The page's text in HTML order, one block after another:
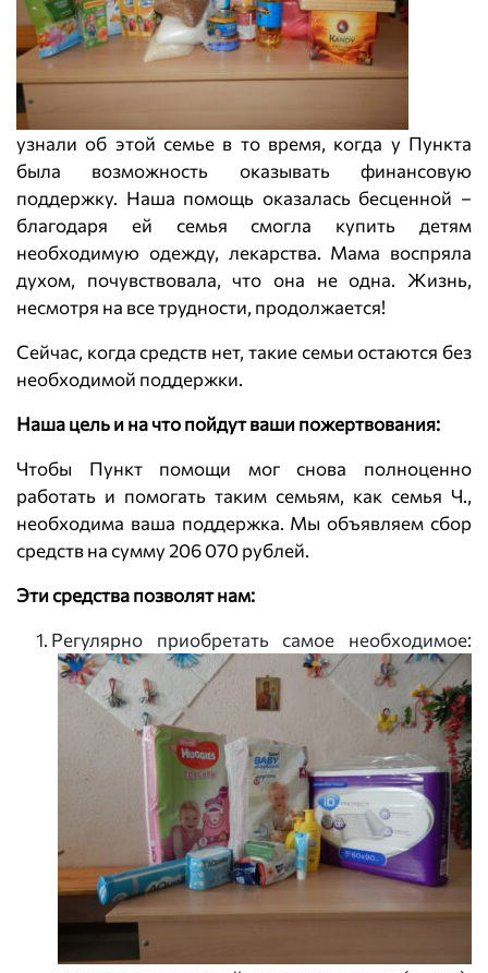
узнали об этой семье в то время, когда у Пункта
была возможность оказывать финансовую
поддержку. Наша помощь оказалась бесценной –
благодаря ей семья смогла купить детям
необходимую одежду, лекарства. Мама воспряла
духом, почувствовала, что она не одна. Жизнь,
несмотря на все трудности, продолжается!
Сейчас, когда средств нет, такие семьи остаются без
необходимой поддержки.
Наша цель и на что пойдут ваши пожертвования:
Чтобы Пункт помощи мог снова полноценно
работать и помогать таким семьям, как семья Ч.,
необходима ваша поддержка. Мы объявляем сбор
средств на сумму 206 070 рублей.
Эти средства позволят нам:
Регулярно приобретать самое необходимое: